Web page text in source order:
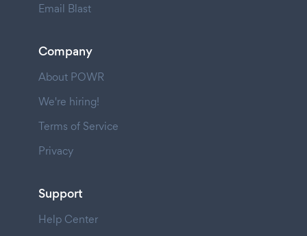
Email Blast
Company
About POWR
We're hiring!
Terms of Service
Privacy
Support
Help Center